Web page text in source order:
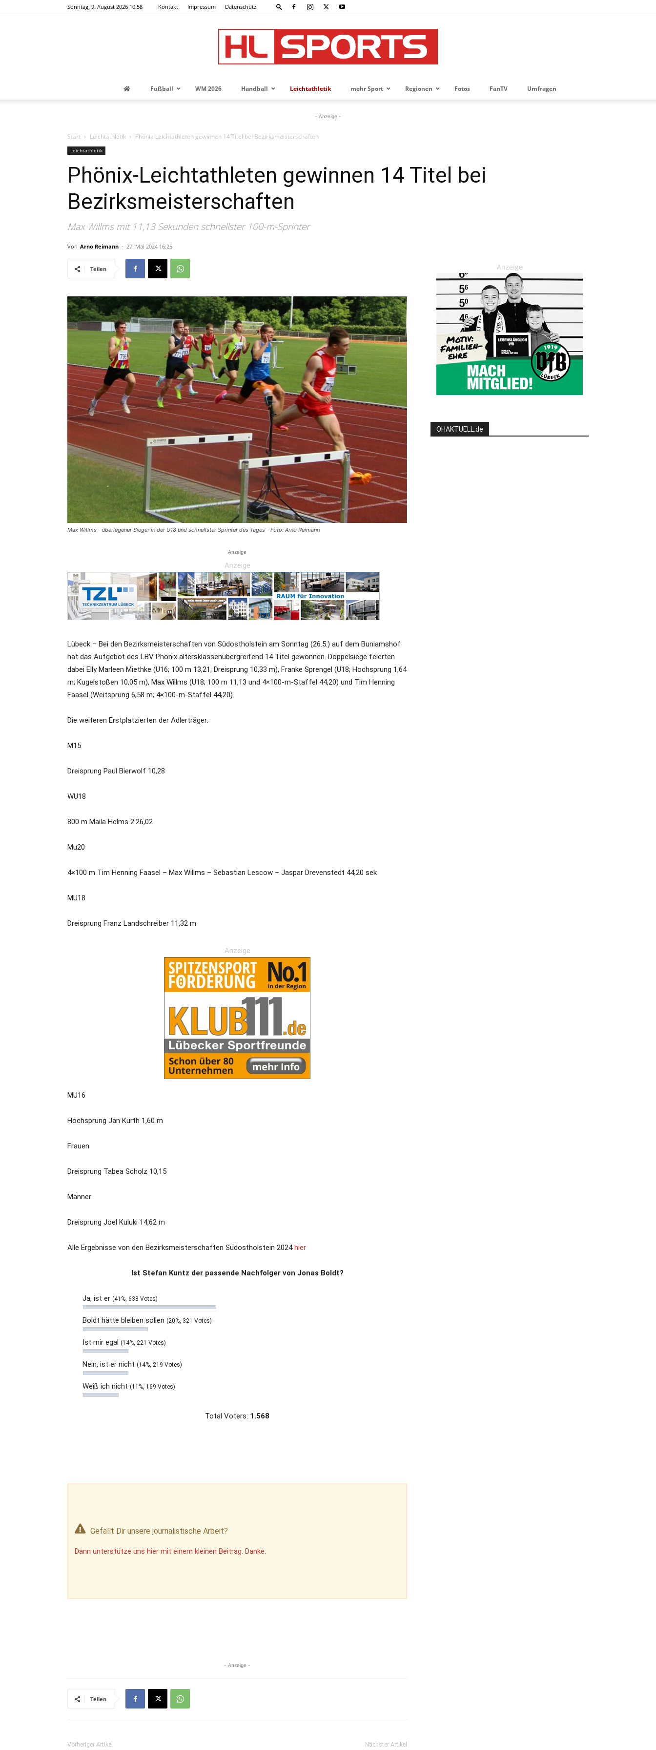
Sonntag, 9. August 2026 10:58 Kontakt Impressum Datenschutz
News
für
Lübeck
Fußball WM 2026 Handball Leichtathletik mehr Sport Regionen Fotos FanTV Umfragen
- Anzeige -
Start Leichtathletik Phönix-Leichtathleten gewinnen 14 Titel bei Bezirksmeisterschaften
Leichtathletik
Phönix-Leichtathleten gewinnen 14 Titel bei
Bezirksmeisterschaften
Max Willms mit 11,13 Sekunden schnellster 100-m-Sprinter
Von Arno Reimann - 27. Mai 2024 16:25
Teilen
Max Willms - überlegener Sieger in der U18 und schnellster Sprinter des Tages - Foto: Arno Reimann
Anzeige
Anzeige
Lübeck – Bei den Bezirksmeisterschaften von Südostholstein am Sonntag (26.5.) auf dem Buniamshof
hat das Aufgebot des LBV Phönix altersklassenübergreifend 14 Titel gewonnen. Doppelsiege feierten
dabei Elly Marleen Miethke (U16; 100 m 13,21; Dreisprung 10,33 m), Franke Sprengel (U18; Hochsprung 1,64
m; Kugelstoßen 10,05 m), Max Willms (U18; 100 m 11,13 und 4×100-m-Staffel 44,20) und Tim Henning
Faasel (Weitsprung 6,58 m; 4×100-m-Staffel 44,20).
Die weiteren Erstplatzierten der Adlerträger:
M15
Dreisprung Paul Bierwolf 10,28
WU18
800 m Maila Helms 2:26,02
Mu20
4×100 m Tim Henning Faasel – Max Willms – Sebastian Lescow – Jaspar Drevenstedt 44,20 sek
MU18
Dreisprung Franz Landschreiber 11,32 m
Anzeige
MU16
Hochsprung Jan Kurth 1,60 m
Frauen
Dreisprung Tabea Scholz 10,15
Männer
Dreisprung Joel Kuluki 14,62 m
Alle Ergebnisse von den Bezirksmeisterschaften Südostholstein 2024hier
Ist Stefan Kuntz der passende Nachfolger von Jonas Boldt?
Ja, ist er (41%, 638 Votes)
Boldt hätte bleiben sollen (20%, 321 Votes)
Ist mir egal (14%, 221 Votes)
Nein, ist er nicht (14%, 219 Votes)
Weiß ich nicht (11%, 169 Votes)
Total Voters: 1.568
Gefällt Dir unsere journalistische Arbeit?
Dann unterstütze uns hier mit einem kleinen Beitrag. Danke.
- Anzeige -
Teilen
Vorheriger Artikel Nächster Artikel
Anzeige